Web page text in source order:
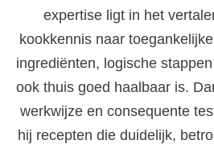
expertise ligt in het
kookkennis naar
ingrediënten, logische
ook thuis goed haalbaar is.
werkwijze en consequente
hij recepten die duidelijk,